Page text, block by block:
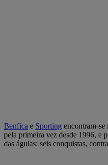
Benfica e Sporting encontram-se
pela primeira vez desde 1996, e
das águias: seis conquistas,